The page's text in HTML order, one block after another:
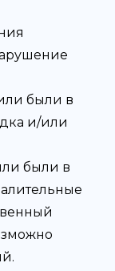
были в
и/или
были в